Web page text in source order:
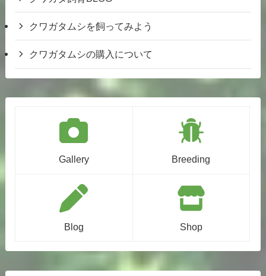
クワガタムシを飼ってみよう
クワガタムシの購入について
Gallery Breeding
Blog Shop